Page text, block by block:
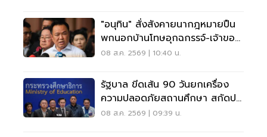
"อนุทิน" สั่งสังคายนากฎหมายปืน
พกนอกบ้านโทษอุกฉกรรจ์-เจ้าของ
โดนหนัก
08 ส.ค. 2569 | 10:40 น.
รัฐบาล ขีดเส้น 90 วันยกเครื่อง
ความปลอดภัยสถานศึกษา สกัดปม
บูลลี่
08 ส.ค. 2569 | 09:39 น.